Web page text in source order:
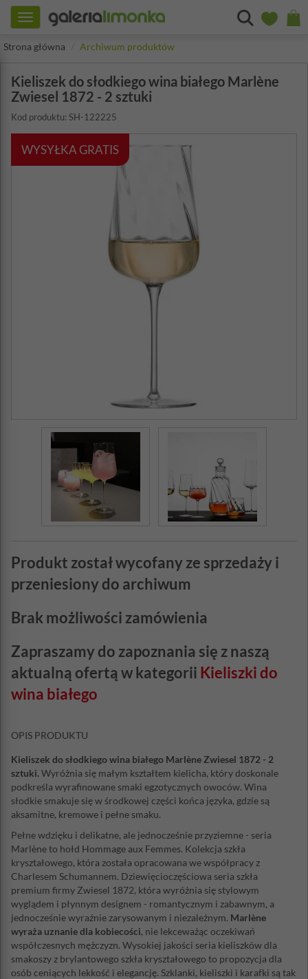
Toggle
navigation
Strona główna
Archiwum produktów
Kieliszek do słodkiego wina białego Marlène
Zwiesel 1872 - 2 sztuki
Kod produktu: SH-122225
WYSYŁKA GRATIS
Produkt został wycofany ze sprzedaży i
przeniesiony do archiwum
Brak możliwości zamówienia
Zapraszamy do zapoznania się z naszą
aktualną ofertą w kategorii Kieliszki do
wina białego
OPIS PRODUKTU
Kieliszek do słodkiego wina białego Marlène Zwiesel 1872 - 2
sztuki.Wyróżnia się małym kształtem kielicha, który doskonale
podkreśla wyrafinowane smaki egzotycznych owoców. Wina
słodkie smakuje się w środkowej części końca języka, gdzie są
aksamitne, kremowe i pełne smaku.
Pełne wdzięku i delikatne, ale jednocześnie przyziemne - seria
Marlène to hołd Hommage aux Femmes. Kolekcja szkła
kryształowego, która została opracowana we współpracy z
Charlesem Schumannem. Dziewięcioczęściowa seria szkła
premium firmy Zwiesel 1872, która wyróżnia się stylowym
wyglądem i płynnym designem - romantycznym i zabawnym, a
jednocześnie wyraźnie zarysowanym i niezależnym. Marlène
wyraża uznanie dla kobiecości, nie lekceważąc oczekiwań
współczesnych mężczyzn. Wysokiej jakości seria kieliszków dla
smakoszy z brylantowego szkła kryształowego to propozycja dla
osób ceniących lekkość i elegancję. Szklanki, kieliszki i karafki są tak